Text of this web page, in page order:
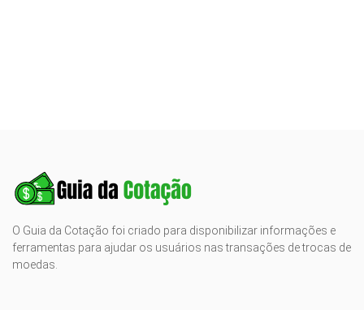
O Guia da Cotação foi criado para disponibilizar informações e
ferramentas para ajudar os usuários nas transações de trocas de
moedas.